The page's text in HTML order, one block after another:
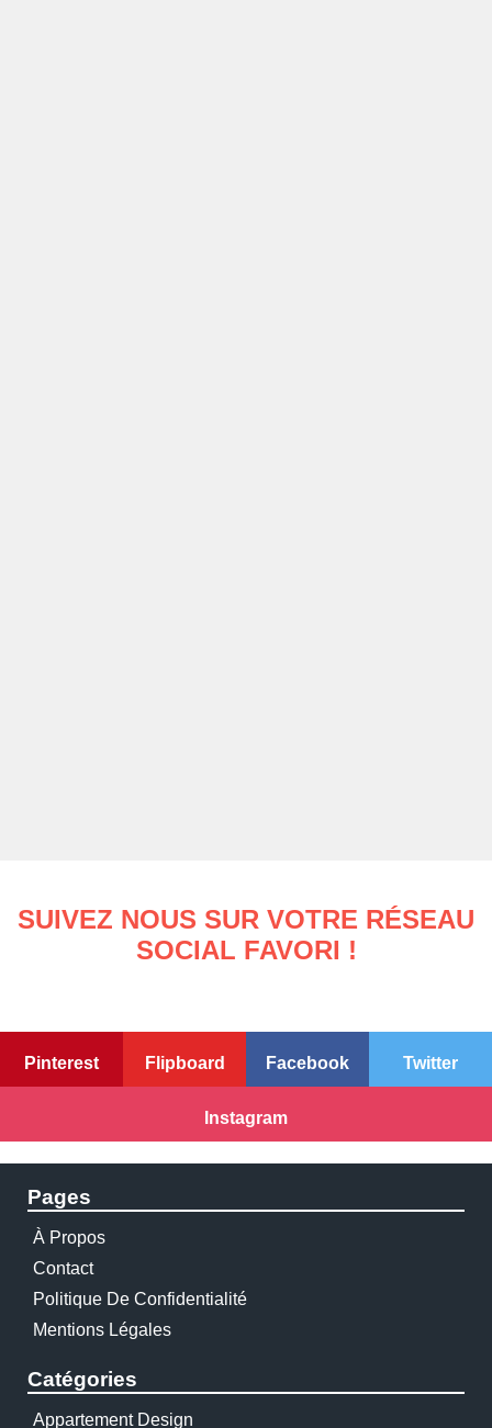
SUIVEZ NOUS SUR VOTRE RÉSEAU
SOCIAL FAVORI !
Pinterest Flipboard Facebook Twitter
Instagram
Pages
À Propos
Contact
Politique De Confidentialité
Mentions Légales
Catégories
Appartement Design